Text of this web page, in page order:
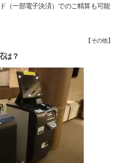
（一部電子決済）でのご精算も可能
【 その他】
は？